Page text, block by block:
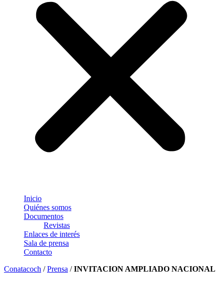
Inicio
Quiénes somos
Documentos
Revistas
Enlaces de interés
Sala de prensa
Contacto
Conatacoch /Prensa /INVITACION AMPLIADO NACIONAL